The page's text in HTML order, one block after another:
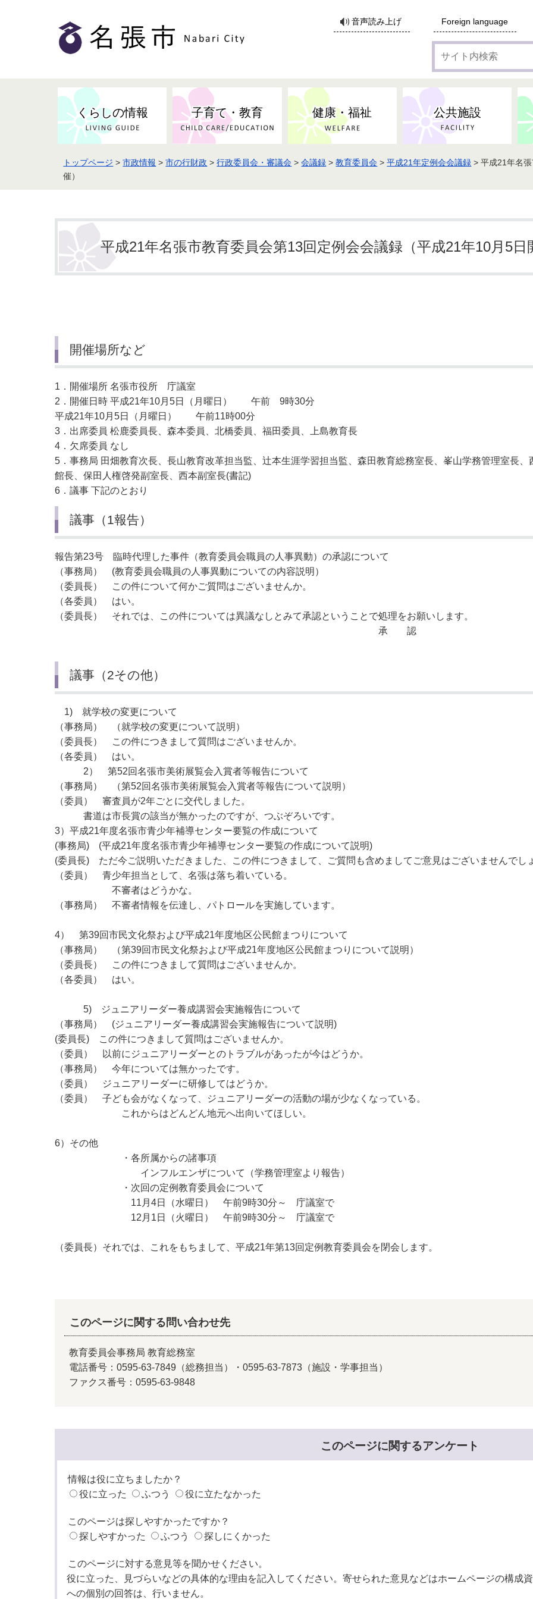
音声読み上げ Foreign language
イ
ト
検
索
くらしの情報
届出・証明 税 ごみ・リサイクル
防災・防犯・消防・行方不明 地域づくり・市民活動 文化・生涯学習
子育て・教育
子育てにかかる各種手当／
予防接種 子ども発達支援センター こども支援センターかが
ール
健康・福祉
健康・検（健）診・予防接種 地域福祉 高齢者福祉
被災者支援 病気・けが・AED
公共施設
地域医療 防災・消防 子育て・教育
設
市の条例・計画・方針 監査 記者会見
市の人事・職員採用 市からのお知らせ 広報・広聴
公民連携 遺贈寄附
事業者の方へお知らせ 各種広告・協賛のご案内 事業系ごみ・廃棄物
観光業 農林業 農業委員会
トップページ >市政情報 >市の行財政 >行政委員会・審議会 >会議録 >教育委員会 >平成21年定例会会議録 > 平成21年名
催）
平成21年名張市教育委員会第13回定例会会議録（平成21年10月5日
開催場所など
1．開催場所 名張市役所 庁議室
2．開催日時 平成21年10月5日（月曜日） 午前 9時30分
平成21年10月5日（月曜日） 午前11時00分
3．出席委員 松鹿委員長、森本委員、北橋委員、福田委員、上島教育長
4．欠席委員 なし
5．事務局 田畑教育次長、長山教育改革担当監、辻本生涯学習担当監、森田教育総務室長、峯山学務管理室長
館長、保田人権啓発副室長、西本副室長(書記)
6．議事 下記のとおり
議事（1報告）
報告第23号 臨時代理した事件（教育委員会職員の人事異動）の承認について
（事務局） (教育委員会職員の人事異動についての内容説明）
（委員長） この件について何かご質問はございませんか。
（各委員） はい。
（委員長） それでは、この件については異議なしとみて承認ということで処理をお願いします。
承 認
議事（2その他）
1) 就学校の変更について
（事務局） （就学校の変更について説明）
（委員長） この件につきまして質問はございませんか。
（各委員） はい。
2） 第52回名張市美術展覧会入賞者等報告について
（事務局） （第52回名張市美術展覧会入賞者等報告について説明）
（委員） 審査員が2年ごとに交代しました。
書道は市長賞の該当が無かったのですが、つぶぞろいです。
3）平成21年度名張市青少年補導センター要覧の作成について
(事務局) (平成21年度名張市青少年補導センター要覧の作成について説明)
(委員長) ただ今ご説明いただきました、この件につきまして、ご質問も含めましてご意見はございませんでし
（委員） 青少年担当として、名張は落ち着いている。
不審者はどうかな。
（事務局） 不審者情報を伝達し、パトロールを実施しています。
4） 第39回市民文化祭および平成21年度地区公民館まつりについて
（事務局） （第39回市民文化祭および平成21年度地区公民館まつりについて説明）
（委員長） この件につきまして質問はございませんか。
（各委員） はい。
5) ジュニアリーダー養成講習会実施報告について
（事務局） (ジュニアリーダー養成講習会実施報告について説明)
(委員長) この件につきまして質問はございませんか。
（委員） 以前にジュニアリーダーとのトラブルがあったが今はどうか。
（事務局） 今年については無かったです。
（委員） ジュニアリーダーに研修してはどうか。
（委員） 子ども会がなくなって、ジュニアリーダーの活動の場が少なくなっている。
これからはどんどん地元へ出向いてほしい。
6）その他
・各所属からの諸事項
インフルエンザについて（学務管理室より報告）
・次回の定例教育委員会について
11月4日（水曜日） 午前9時30分～ 庁議室で
12月1日（火曜日） 午前9時30分～ 庁議室で
（委員長）それでは、これをもちまして、平成21年第13回定例教育委員会を閉会します。
このページに関する問い合わせ先
教育委員会事務局 教育総務室
電話番号：0595-63-7849（総務担当）・0595-63-7873（施設・学事担当）
ファクス番号：0595-63-9848
このページに関するアンケート
情報は役に立ちましたか？
役に立った
ふつう 役に立たなかった
このページは探しやすかったですか？
探しやすかった
ふつう 探しにくかった
このページに対する意見等を聞かせください。
役に立った、見づらいなどの具体的な理由を記入してください。寄せられた意見などはホームページの構成
への個別の回答は、行いません。